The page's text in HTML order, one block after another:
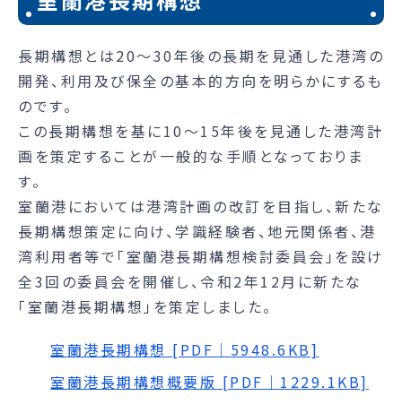
長期構想とは20～30年後の長期を見通した港湾の
開発、利用及び保全の基本的方向を明らかにするも
のです。
この長期構想を基に10～15年後を見通した港湾計
画を策定することが一般的な手順となっておりま
す。
室蘭港においては港湾計画の改訂を目指し、新たな
長期構想策定に向け、学識経験者、地元関係者、港
湾利用者等で「室蘭港長期構想検討委員会」を設け
全3回の委員会を開催し、令和2年12月に新たな
「室蘭港長期構想」を策定しました。
室蘭港長期構想 [PDF｜5948.6KB]
室蘭港長期構想概要版 [PDF｜1229.1KB]